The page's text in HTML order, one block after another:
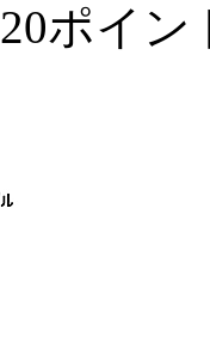
20ポイ